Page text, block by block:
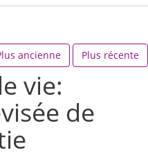
ancienne Plus récente
vie:
de